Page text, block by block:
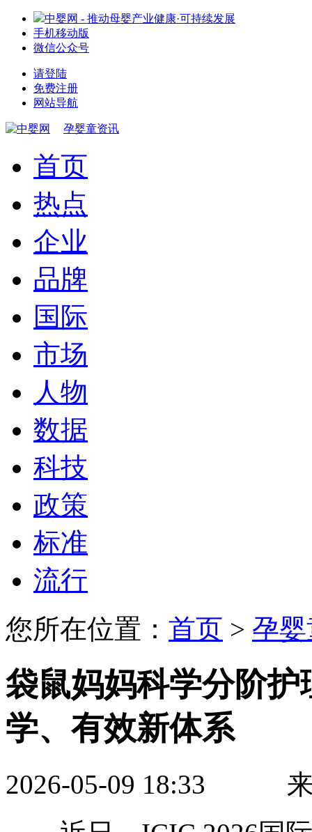
中婴网 - 推动母婴产业健康·可持续发展
手机移动版
微信公众号
请登陆
免费注册
网站导航
孕婴童资讯
首页
热点
企业
品牌
国际
市场
人物
数据
科技
政策
标准
流行
您所在位置： 首页 > 孕
袋鼠妈妈科学分阶
学、有效新体系
2026-05-09 18:33 来